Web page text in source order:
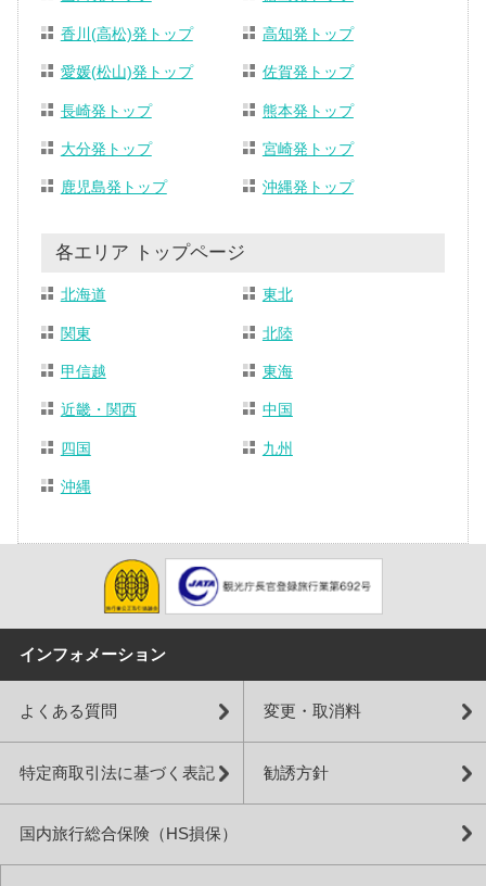
香川(高松)発トップ 高知発トップ
愛媛(松山)発トップ 佐賀発トップ
長崎発トップ 熊本発トップ
大分発トップ 宮崎発トップ
鹿児島発トップ 沖縄発トップ
各エリア トップページ
北海道 東北
関東 北陸
甲信越 東海
近畿・関西 中国
四国 九州
沖縄
インフォメーション
よくある質問 変更・取消料
特定商取引法に基づく表記 勧誘方針
国内旅行総合保険（HS損保）